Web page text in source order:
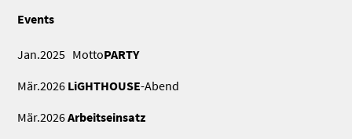
Events
Jan.2025 MottoPARTY
Mär.2026 LiGHTHOUSE-Abend
Mär.2026Arbeitseinsatz